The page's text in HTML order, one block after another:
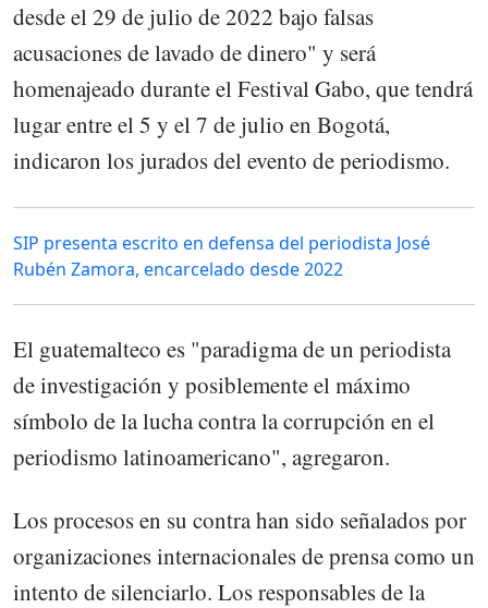
desde el 29 de julio de 2022 bajo falsas
acusaciones de lavado de dinero" y será
homenajeado durante el Festival Gabo, que tendrá
lugar entre el 5 y el 7 de julio en Bogotá,
indicaron los jurados del evento de periodismo.
SIP presenta escrito en defensa del periodista José
Rubén Zamora, encarcelado desde 2022
El guatemalteco es "paradigma de un periodista
de investigación y posiblemente el máximo
símbolo de la lucha contra la corrupción en el
periodismo latinoamericano", agregaron.
Los procesos en su contra han sido señalados por
organizaciones internacionales de prensa como un
intento de silenciarlo. Los responsables de la